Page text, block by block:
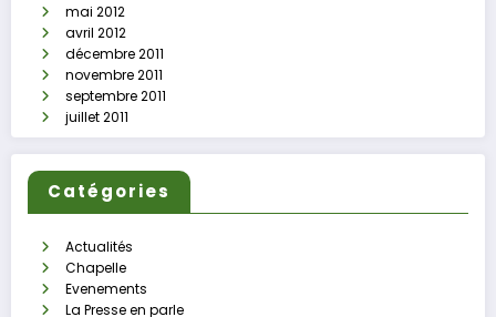
mai 2012
avril 2012
décembre 2011
novembre 2011
septembre 2011
juillet 2011
Catégories
Actualités
Chapelle
Evenements
La Presse en parle